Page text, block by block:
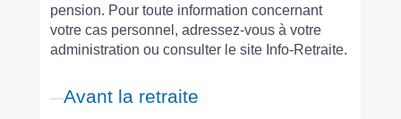
pension. Pour toute information concernant
votre cas personnel, adressez-vous à votre
administration ou consulter le site Info-Retraite.
Avant la retraite